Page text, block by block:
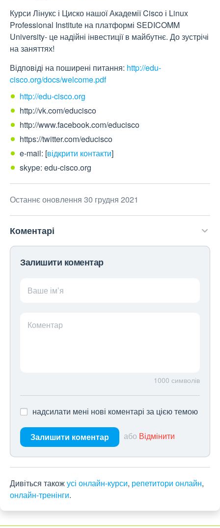
Курси Лінукс і Циско нашої Академії Cisco і Linux
Professional Institute на платформі SEDICOMM
University- це надійні інвестиції в майбутнє. До зустрічі
на заняттях!
Відповіді на поширені питання: http://edu-
cisco.org/docs/welcome.pdf
http://edu-cisco.org
http://vk.com/educisco
http://www.facebook.com/educisco
https://twitter.com/educisco
e-mail: [відкрити контакти]
skype: edu-cisco.org
Останнє оновлення 30 грудня 2021
Коментарі
Залишити коментар
Ваше ім’я
Коментар
1000 символів
надсилати мені нові коментарі за цією темою
Залишити коментар або Відмінити
Дивіться такожусі онлайн-курси, репетитори онлайн,
онлайн-тренінги.